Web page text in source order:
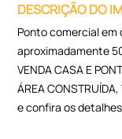
DESCRIÇÃO DO
Ponto comercial
aproximadamente
VENDA CASA E
ÁREA
e confira os